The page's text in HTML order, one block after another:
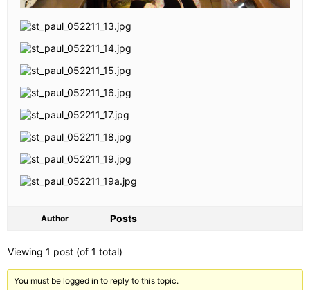
Author Posts
Viewing 1 post (of 1 total)
You must be logged in to reply to this topic.